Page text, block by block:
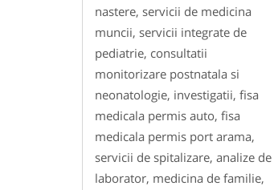
nastere, servicii de medicina
muncii, servicii integrate de
pediatrie, consultatii
monitorizare postnatala si
neonatologie, investigatii, fisa
medicala permis auto, fisa
medicala permis port arama,
servicii de spitalizare, analize de
laborator, medicina de familie,